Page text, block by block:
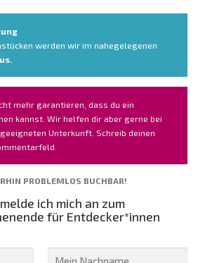
werden wir im nahegelegenen
mehr garantieren, dass du ein
kannst. Wir helfen dir aber gerne bei
Unterkunft. Schreib deinen
PROBLEMLOS BUCHBAR!
ich mich an zum
für Entdecker*innen